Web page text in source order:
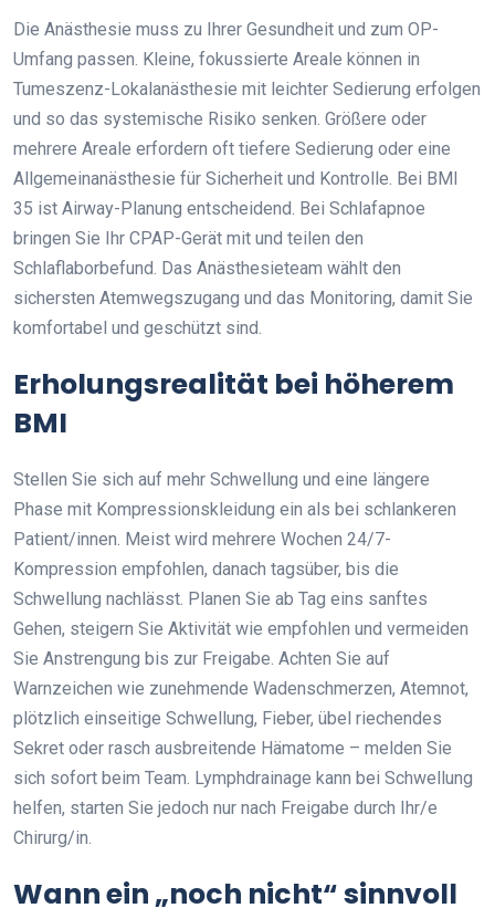
Die Anästhesie muss zu Ihrer Gesundheit und zum OP-
Umfang passen. Kleine, fokussierte Areale können in
Tumeszenz-Lokalanästhesie mit leichter Sedierung erfolgen
und so das systemische Risiko senken. Größere oder
mehrere Areale erfordern oft tiefere Sedierung oder eine
Allgemeinanästhesie für Sicherheit und Kontrolle. Bei BMI
35 ist Airway-Planung entscheidend. Bei Schlafapnoe
bringen Sie Ihr CPAP-Gerät mit und teilen den
Schlaflaborbefund. Das Anästhesieteam wählt den
sichersten Atemwegszugang und das Monitoring, damit Sie
komfortabel und geschützt sind.
Erholungsrealität bei höherem
BMI
Stellen Sie sich auf mehr Schwellung und eine längere
Phase mit Kompressionskleidung ein als bei schlankeren
Patient/innen. Meist wird mehrere Wochen 24/7-
Kompression empfohlen, danach tagsüber, bis die
Schwellung nachlässt. Planen Sie ab Tag eins sanftes
Gehen, steigern Sie Aktivität wie empfohlen und vermeiden
Sie Anstrengung bis zur Freigabe. Achten Sie auf
Warnzeichen wie zunehmende Wadenschmerzen, Atemnot,
plötzlich einseitige Schwellung, Fieber, übel riechendes
Sekret oder rasch ausbreitende Hämatome – melden Sie
sich sofort beim Team. Lymphdrainage kann bei Schwellung
helfen, starten Sie jedoch nur nach Freigabe durch Ihr/e
Chirurg/in.
Wann ein „noch nicht“ sinnvoll